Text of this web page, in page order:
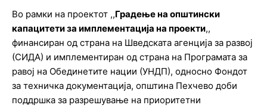
Во рамки на проектот ,,Градење на општински
капацитети за имплементација на проекти,,
финансиран од страна на Шведската агенција за развој
(СИДА) и имплементиран од страна на Програмата за
равој на Обединетите нации (УНДП), односно Фондот
за техничка документација, општина Пехчево доби
поддршка за разрешување на приоритетни